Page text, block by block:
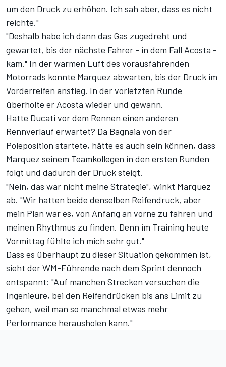
um den Druck zu erhöhen. Ich sah aber, dass es nicht
reichte."
"Deshalb habe ich dann das Gas zugedreht und
gewartet, bis der nächste Fahrer - in dem Fall Acosta -
kam." In der warmen Luft des vorausfahrenden
Motorrads konnte Marquez abwarten, bis der Druck im
Vorderreifen anstieg. In der vorletzten Runde
überholte er Acosta wieder und gewann.
Hatte Ducati vor dem Rennen einen anderen
Rennverlauf erwartet? Da Bagnaia von der
Poleposition startete, hätte es auch sein können, dass
Marquez seinem Teamkollegen in den ersten Runden
folgt und dadurch der Druck steigt.
"Nein, das war nicht meine Strategie", winkt Marquez
ab. "Wir hatten beide denselben Reifendruck, aber
mein Plan war es, von Anfang an vorne zu fahren und
meinen Rhythmus zu finden. Denn im Training heute
Vormittag fühlte ich mich sehr gut."
Dass es überhaupt zu dieser Situation gekommen ist,
sieht der WM-Führende nach dem Sprint dennoch
entspannt: "Auf manchen Strecken versuchen die
Ingenieure, bei den Reifendrücken bis ans Limit zu
gehen, weil man so manchmal etwas mehr
Performance herausholen kann."